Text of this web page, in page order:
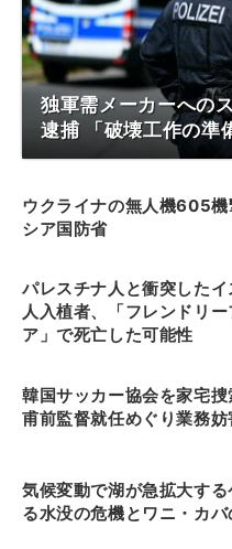
独軍需メーカーへの
逮捕 「破壊工作の準
ウクライナの無人機605機
シア国防省
パレスチナ人と衝突した
人入植者、「フレンドリー
ア」で死亡した可能性
韓国サッカー協会を家宅捜
甫前監督就任めぐり業務
気候変動で湖が急拡大する
る水没の危機とワニ・カバ